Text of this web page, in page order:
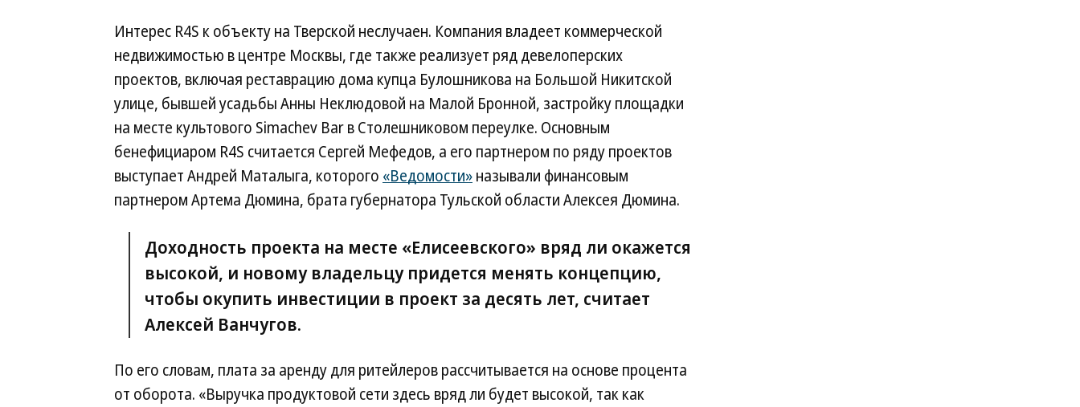
Интерес R4S к объекту на Тверской неслучаен. Компания владеет коммерческой
недвижимостью в центре Москвы, где также реализует ряд девелоперских
проектов, включая реставрацию дома купца Булошникова на Большой Никитской
улице, бывшей усадьбы Анны Неклюдовой на Малой Бронной, застройку площадки
на месте культового Simachev Bar в Столешниковом переулке. Основным
бенефициаром R4S считается Сергей Мефедов, а его партнером по ряду проектов
выступает Андрей Маталыга, которого «Ведомости»называли финансовым
партнером Артема Дюмина, брата губернатора Тульской области Алексея Дюмина.
Доходность проекта на месте «Елисеевского» вряд ли окажется
высокой, и новому владельцу придется менять концепцию,
чтобы окупить инвестиции в проект за десять лет, считает
Алексей Ванчугов.
По его словам, плата за аренду для ритейлеров рассчитывается на основе процента
от оборота. «Выручка продуктовой сети здесь вряд ли будет высокой, так как